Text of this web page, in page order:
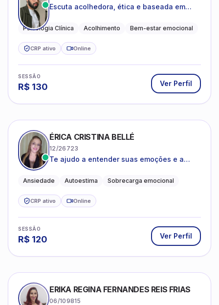
Escuta acolhedora, ética e baseada em
Psicologia Clínica Acolhimento Bem-estar emocional
CRP ativo Online
SESSÃO
R$ 130 Ver Perfil
ÉRICA CRISTINA BELLÉ
12/26723
Te ajudo a entender suas emoções e a
que você está vivendo
Ansiedade Autoestima Sobrecarga emocional
CRP ativo Online
SESSÃO
R$ 120 Ver Perfil
ERIKA REGINA FERNANDES REIS FRIAS
06/109815